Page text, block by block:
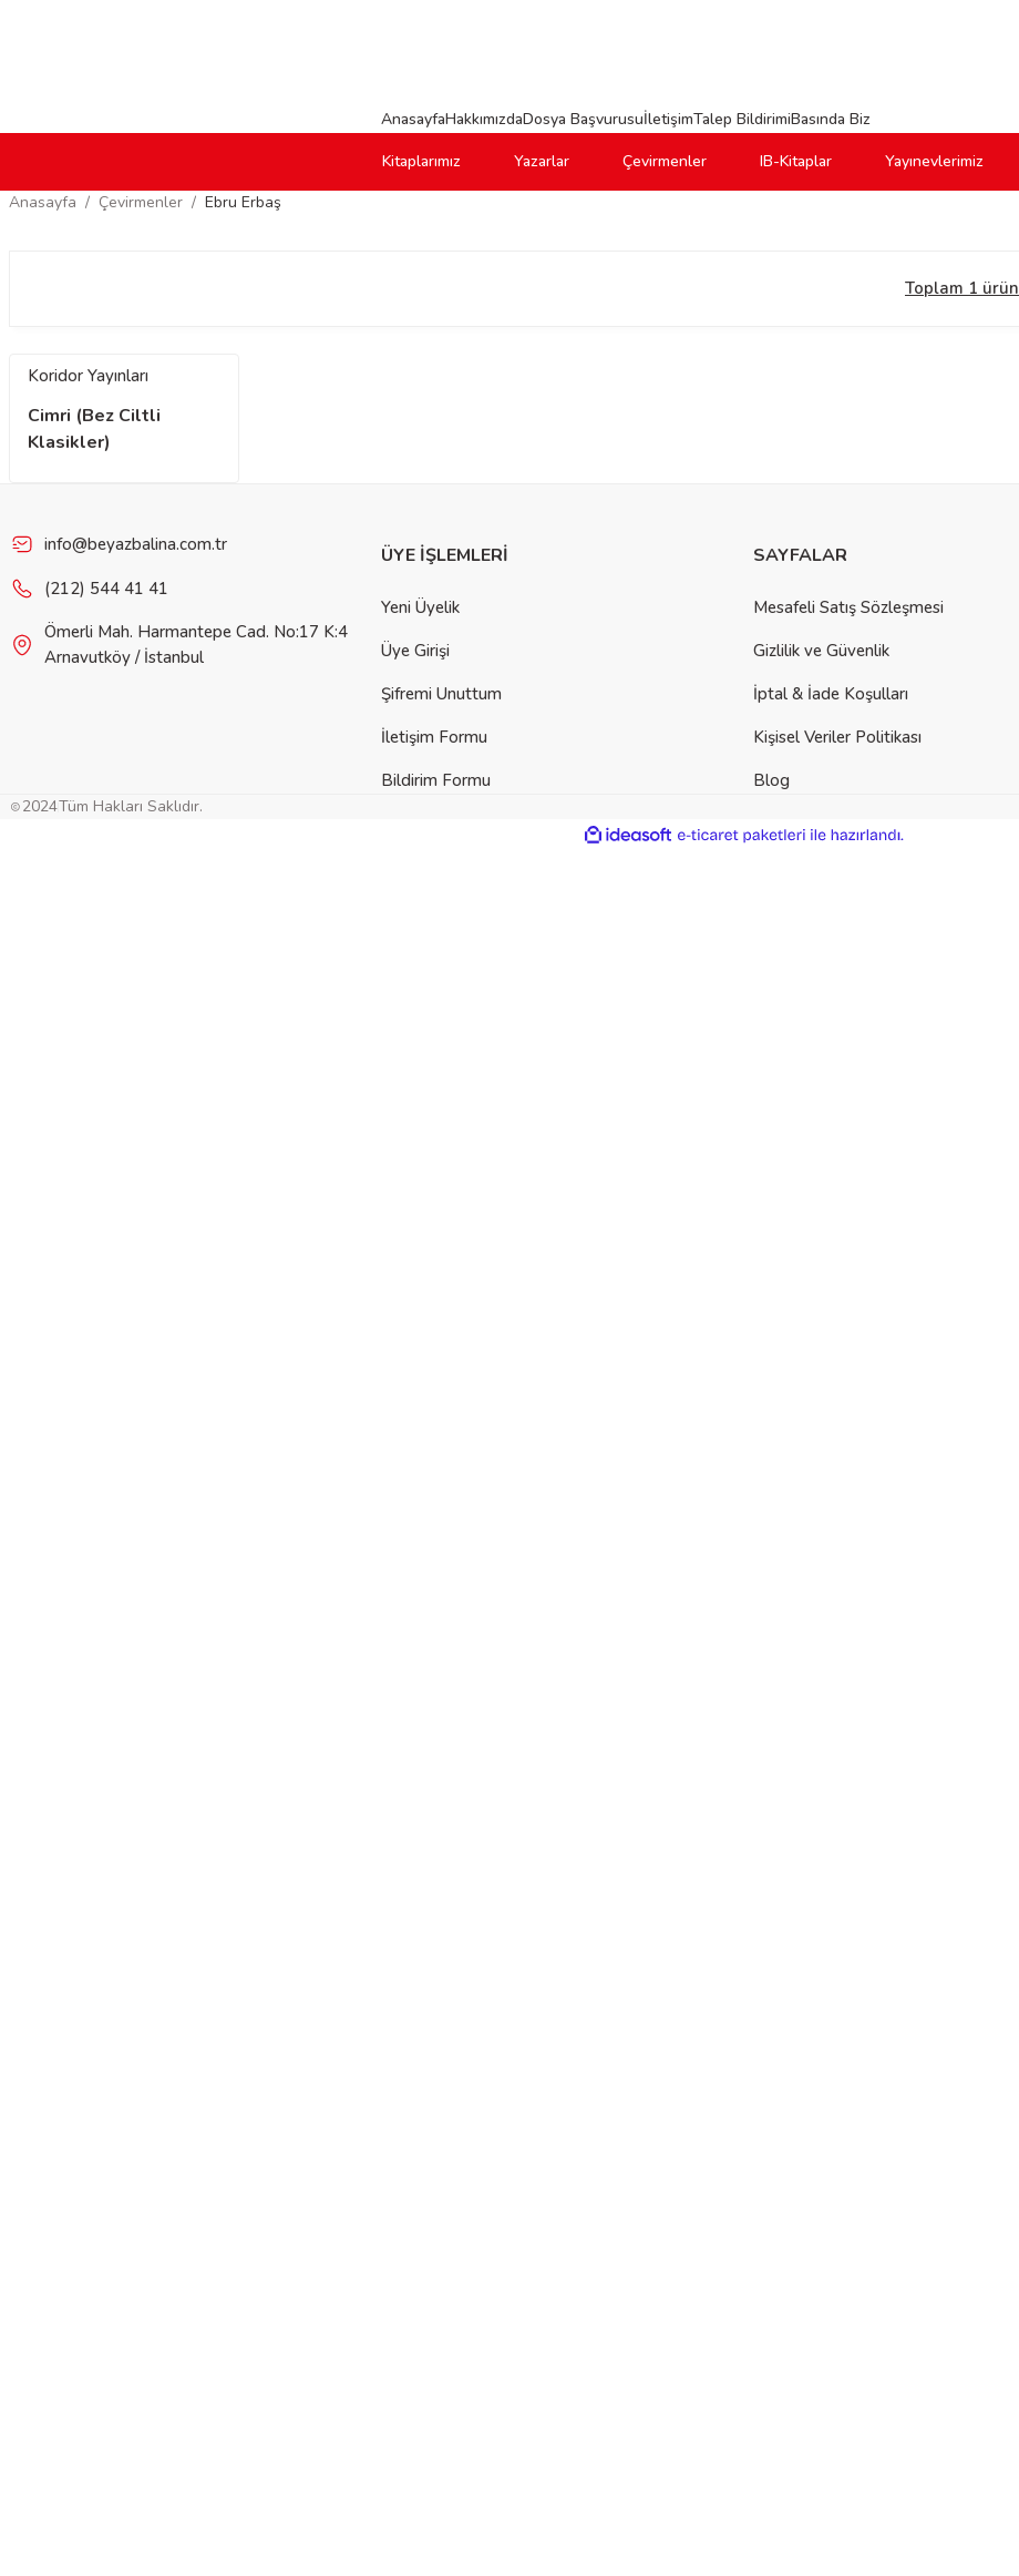
AnasayfaHakkımızdaDosya BaşvurusuİletişimTalep BildirimiBasında Biz
Kitaplarımız
Yazarlar Çevirmenler IB-Kitaplar Yayınevlerimiz
Anasayfa
Çevirmenler Ebru Erbaş
Toplam 1 ürün
Koridor Yayınları
Cimri (Bez Ciltli
Klasikler)
info@beyazbalina.com.tr
(212) 544 41 41
Ömerli Mah. Harmantepe Cad. No:17 K:4
Arnavutköy / İstanbul
ÜYE İŞLEMLERİ
Yeni Üyelik
Üye Girişi
Şifremi Unuttum
İletişim Formu
Bildirim Formu
SAYFALAR
Mesafeli Satış Sözleşmesi
Gizlilik ve Güvenlik
İptal & İade Koşulları
Kişisel Veriler Politikası
Blog
2024Tüm Hakları Saklıdır.
ideasoft
e-